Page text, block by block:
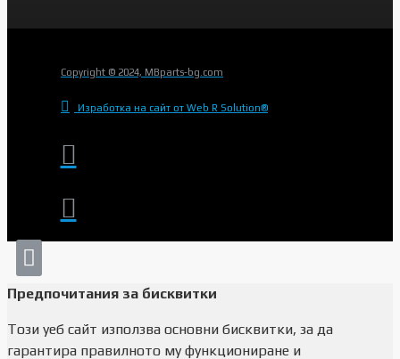
Copyright © 2024, MBparts-bg.com
Изработка на сайт от Web R Solution®
Предпочитания за бисквитки
Този уеб сайт използва основни бисквитки, за да
гарантира правилното му функциониране и